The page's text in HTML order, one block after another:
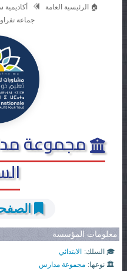
🏠 الرئيسية العامة
جماعة
مجموعة
معلومات المؤسسة
🎓 السلك: الابتدائي
🏛️ نوعها: مجموعة مدارس